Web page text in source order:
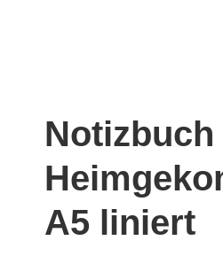
Notizbuch
A5 liniert